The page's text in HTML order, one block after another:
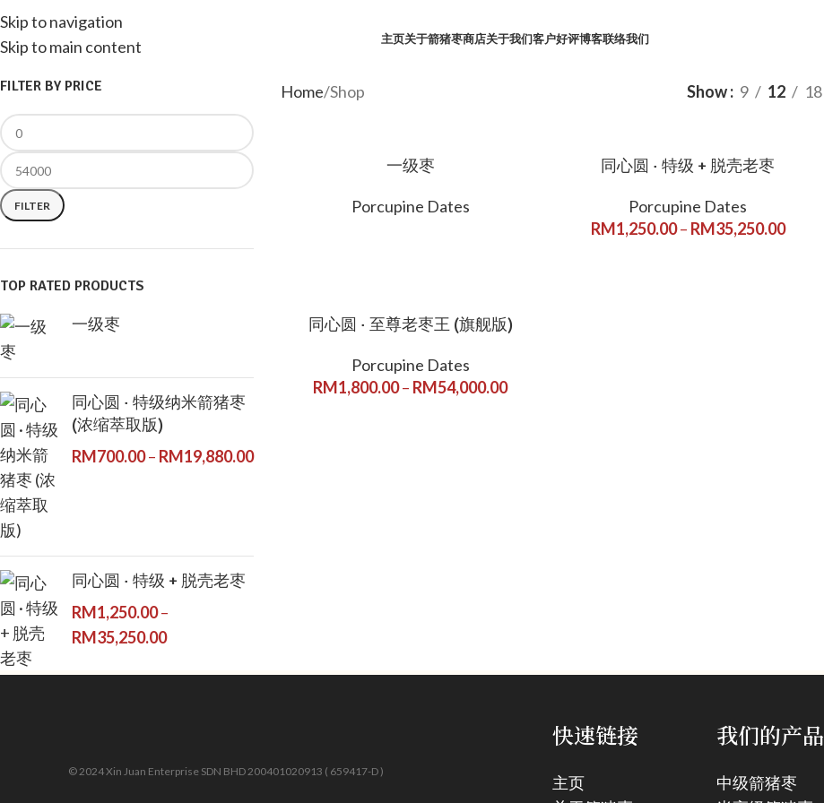
Skip to navigation
Skip to main content
主页关于箭猪枣商店关于我们客户好评博客联络我们
FILTER BY PRICE
FILTER
TOP RATED PRODUCTS
一级枣
同心圆 · 特级纳米箭猪枣
(浓缩萃取版)
RM700.00– RM19,880.00
同心圆 · 特级 + 脱壳老枣
RM1,250.00–
RM35,250.00
Home Shop Show 9 12 18
一级枣
Porcupine Dates
同心圆 · 特级 + 脱壳老枣
Porcupine Dates
RM1,250.00– RM35,250.00
同心圆 · 至尊老枣王 (旗舰版)
Porcupine Dates
RM1,800.00– RM54,000.00
© 2024 Xin Juan Enterprise SDN BHD 200401020913 ( 659417-D )
快速链接
主页
我们的产品
中级箭猪枣